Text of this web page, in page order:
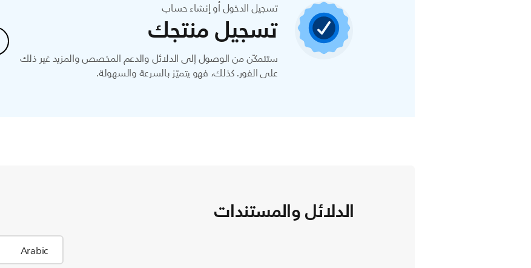
تسجيل الدخول أو إنشاء حساب
تسجيل منتجك
ستتمكّن من الوصول إلى الدلائل والدعم المخصص والمزيد غير ذلك
على الفور. كذلك، فهو يتميّز بالسرعة والسهولة.
الدلائل والمستندات